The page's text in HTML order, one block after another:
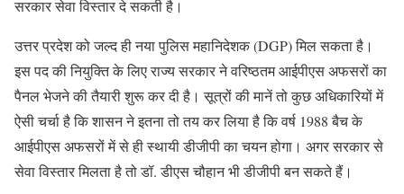
सरकार सेवा विस्तार दे सकती है।
उत्तर प्रदेश को जल्द ही नया पुलिस महानिदेशक (DGP) मिल सकता है।
इस पद की नियुक्ति के लिए राज्य सरकार ने वरिष्ठतम आईपीएस अफसरों का
पैनल भेजने की तैयारी शुरू कर दी है। सूत्रों की मानें तो कुछ अधिकारियों में
ऐसी चर्चा है कि शासन ने इतना तो तय कर लिया है कि वर्ष 1988 बैच के
आईपीएस अफसरों में से ही स्थायी डीजीपी का चयन होगा। अगर सरकार से
सेवा विस्तार मिलता है तो डॉ. डीएस चौहान भी डीजीपी बन सकते हैं।